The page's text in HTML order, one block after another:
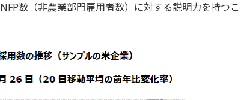
数（非農業部門雇用者数）に対する説明力を持つこ